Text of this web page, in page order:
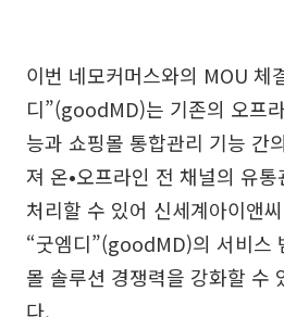
이번 네모커머스와의 MOU 체
디”(goodMD)는 기존의 오프
능과 쇼핑몰 통합관리 기능 간
져 온•오프라인 전 채널의 유
처리할 수 있어 신세계아이앤
“굿엠디”(goodMD)의 서비스
몰 솔루션 경쟁력을 강화할 수
다.